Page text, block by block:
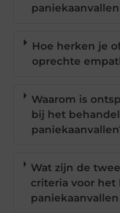
Hoe herken je
oprechte
Waarom is
bij het
Wat zijn de
criteria voor het
paniekaanvallen